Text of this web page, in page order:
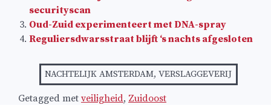
securityscan
Oud-Zuid experimenteert met DNA-spray
Reguliersdwarsstraat blijft ‘s nachts afgesloten
NACHTELIJK AMSTERDAM,VERSLAGGEVERIJ
Getagged met veiligheid, Zuidoost